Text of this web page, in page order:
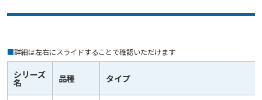
■詳細は左右にスライドすることで確認いただけます
シリーズ
名 品種 タイプ